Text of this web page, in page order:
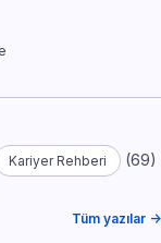
Kariyer Rehberi (69)
Tüm yazılar →